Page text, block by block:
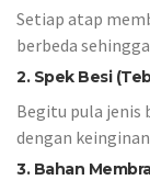
Setiap atap
berbeda
2. Spek Besi
Begitu pula jenis
dengan keinginan
3. Bahan